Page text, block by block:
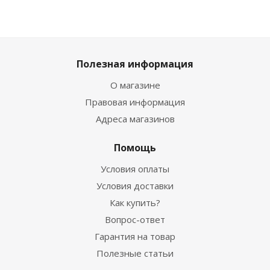
Полезная информация
О магазине
Правовая информация
Адреса магазинов
Помощь
Условия оплаты
Условия доставки
Как купить?
Вопрос-ответ
Гарантия на товар
Полезные статьи